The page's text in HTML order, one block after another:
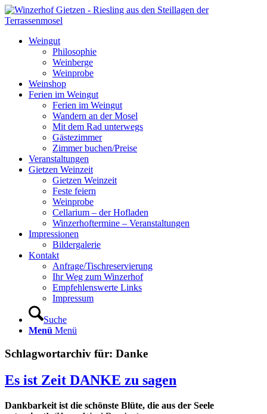
Weingut
Philosophie
Weinberge
Weinprobe
Weinshop
Ferien im Weingut
Ferien im Weingut
Wandern an der Mosel
Mit dem Rad unterwegs
Gästezimmer
Zimmer buchen/Preise
Veranstaltungen
Gietzen Weinzeit
Gietzen Weinzeit
Feste feiern
Weinprobe
Cellarium – der Hofladen
Winzerhoftermine – Veranstaltungen
Impressionen
Bildergalerie
Kontakt
Anfrage/Tischreservierung
Ihr Weg zum Winzerhof
Empfehlenswerte Links
Impressum
Suche
Menü Menü
Schlagwortarchiv für: Danke
Es ist Zeit DANKE zu sagen
Dankbarkeit ist die schönste Blüte, die aus der Seele